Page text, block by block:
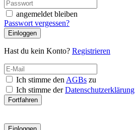
angemeldet bleiben
Passwort vergessen?
Einloggen
Hast du kein Konto? Registrieren
Ich stimme den AGBs zu
Ich stimme derDatenschutzerklärung
Fortfahren